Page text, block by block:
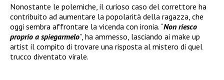
Nonostante le polemiche, il curioso caso del correttore ha
contribuito ad aumentare la popolarità della ragazza, che
oggi sembra affrontare la vicenda con ironia. “Non riesco
proprio a spiegarmelo”, ha ammesso, lasciando ai make up
artist il compito di trovare una risposta al mistero di quel
trucco diventato virale.